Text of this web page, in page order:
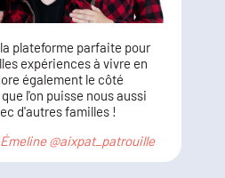
plateforme parfaite pour
expériences à vivre en
également le côté
l'on puisse nous aussi
d'autres familles !
Émeline @aixpat_patrouille